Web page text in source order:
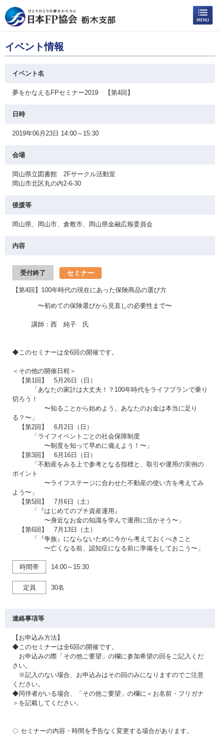
イベント情報
イベント名
夢をかなえるFPセミナー2019 【第4回】
日時
2019年06月23日 14:00～15:30
会場
岡山県立図書館 2Fサークル活動室
岡山市北区丸の内2-6-30
後援等
岡山県、岡山市、倉敷市、岡山県金融広報委員会
内容
受付終了 セミナー
【第4回】100年時代の現在にあった保険商品の選び方
〜初めての保険選びから見直しの必要性まで〜
講師：西 純子 氏
◆このセミナーは全6回の開催です。
＜その他の開催日程＞
【第1回】 5月26日（日）
「あなたの家計は大丈夫！？100年時代をライフプランで乗り
切ろう！
〜知ることから始めよう。あなたのお金は本当に足り
る？〜」
【第2回】 6月2日（日）
「ライフイベントごとの社会保障制度
〜制度を知って早めに備えよう！〜」
【第3回】 6月16日（日）
「不動産をみる上で参考となる指標と、取引や運用の実例の
ポイント
〜ライフステージに合わせた不動産の使い方を考えてみ
よう〜」
【第5回】 7月6日（土）
「『はじめてのプチ資産運用』
〜身近なお金の知識を学んで運用に活かそう〜」
【第6回】 7月13日（土）
「『争族』にならないために今から考えておくべきこと
〜亡くなる前、認知症になる前に準備をしておこう〜」
時間帯 14:00～15:30
定員 30名
連絡事項等
【お申込み方法】
◆このセミナーは全6回の開催です。
お申込みの際「その他ご要望」の欄に参加希望の回をご記入くだ
さい。
※記入のない場合、お申込みはその回のみになりますのでご注意
ください。
◆同伴者がいる場合、「その他ご要望」の欄に＜お名前・フリガナ
＞を記載してください。
◇ セミナーの内容・時間を予告なく変更する場合があります。